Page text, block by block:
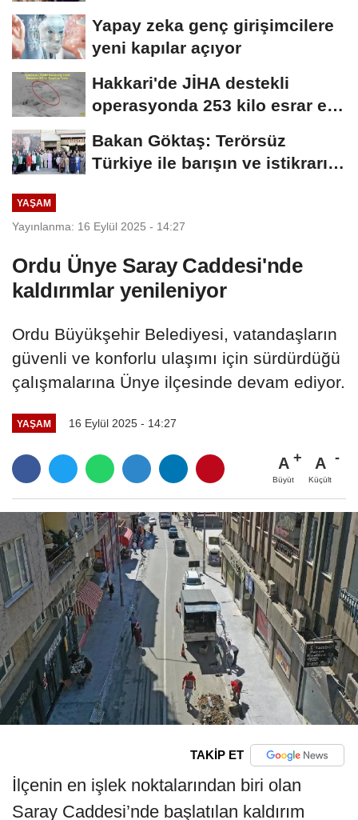
Yapay zeka genç girişimcilere
yeni kapılar açıyor
Hakkari'de JİHA destekli
operasyonda 253 kilo esrar ele
Bakan Göktaş: Terörsüz
Türkiye ile barışın ve istikrarın
YAŞAM
Yayınlanma: 16 Eylül 2025 - 14:27
Ordu Ünye Saray Caddesi'nde
kaldırımlar yenileniyor
Ordu Büyükşehir Belediyesi, vatandaşların
güvenli ve konforlu ulaşımı için sürdürdüğü
çalışmalarına Ünye ilçesinde devam ediyor.
YAŞAM 16 Eylül 2025 - 14:27
A
Büyüt
A
Küçült
TAKİP ET
İlçenin en işlek noktalarından biri olan
Saray Caddesi’nde başlatılan kaldırım